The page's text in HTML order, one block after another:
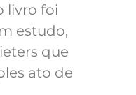
livro foi
estudo,
que
ato de